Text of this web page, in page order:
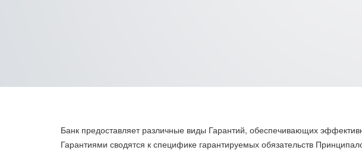
Банк предоставляет различные виды Гарантий, обеспечивающих
Гарантиями сводятся к специфике гарантируемых обязательств